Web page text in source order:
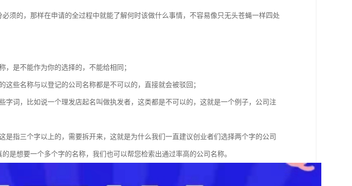
须的，那样在申请的全过程中就能了解何时该做什么事情，不容易像只无头苍蝇一样四处
，是不能作为你的选择的，不能给相同；
这些名称与以登记的公司名称都是不可以的，直接就会被驳回；
字词，比如说一个理发店起名叫做执发者，这类都是不可以的，这就是一个例子，公司注
是指三个字以上的，需要拆开来，这就是为什么我们一直建议创业者们选择两个字的公司
是想要一个多个字的名称，我们也可以帮您检索出通过率高的公司名称。